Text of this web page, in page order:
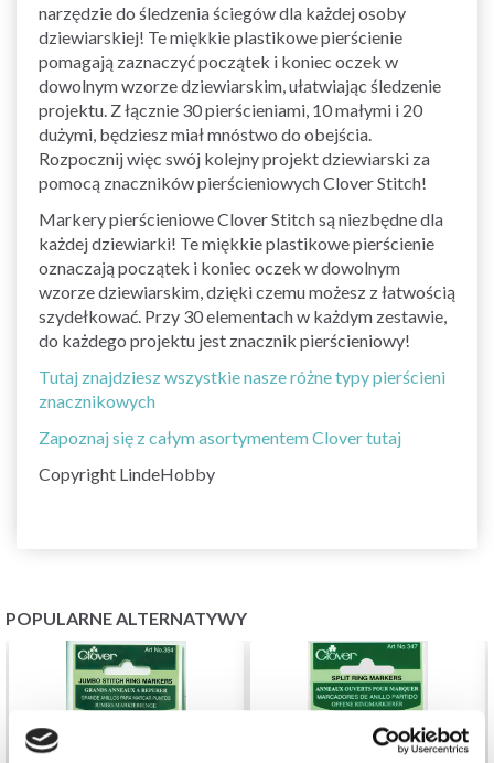
narzędzie do śledzenia ściegów dla każdej osoby
dziewiarskiej! Te miękkie plastikowe pierścienie
pomagają zaznaczyć początek i koniec oczek w
dowolnym wzorze dziewiarskim, ułatwiając śledzenie
projektu. Z łącznie 30 pierścieniami, 10 małymi i 20
dużymi, będziesz miał mnóstwo do obejścia.
Rozpocznij więc swój kolejny projekt dziewiarski za
pomocą znaczników pierścieniowych Clover Stitch!
Markery pierścieniowe Clover Stitch są niezbędne dla
każdej dziewiarki! Te miękkie plastikowe pierścienie
oznaczają początek i koniec oczek w dowolnym
wzorze dziewiarskim, dzięki czemu możesz z łatwością
szydełkować. Przy 30 elementach w każdym zestawie,
do każdego projektu jest znacznik pierścieniowy!
Tutaj znajdziesz wszystkie nasze różne typy pierścieni
znacznikowych
Zapoznaj się z całym asortymentem Clover tutaj
Copyright LindeHobby
POPULARNE ALTERNATYWY